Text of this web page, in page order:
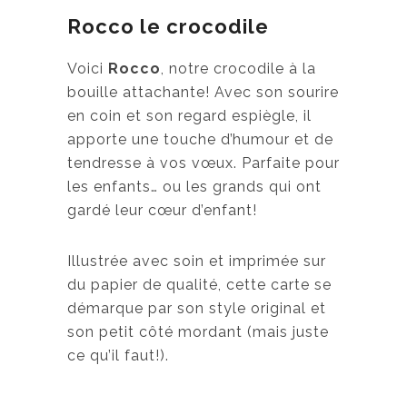
g
e
d
e
p
r
i
x
3
,
5
0
Rocco le crocodile
Voici Rocco, notre crocodile à la
bouille attachante! Avec son sourire
en coin et son regard espiègle, il
apporte une touche d’humour et de
tendresse à vos vœux. Parfaite pour
les enfants… ou les grands qui ont
gardé leur cœur d’enfant!
Illustrée avec soin et imprimée sur
du papier de qualité, cette carte se
démarque par son style original et
son petit côté mordant (mais juste
ce qu’il faut!).